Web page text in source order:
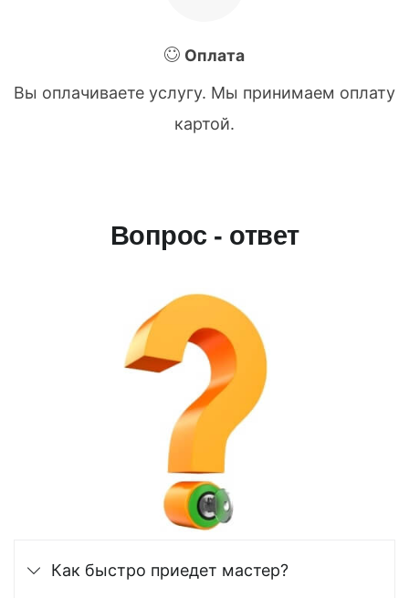
Оплата
Вы оплачиваете услугу. Мы принимаем оплату
картой.
Вопрос - ответ
Как быстро приедет мастер?